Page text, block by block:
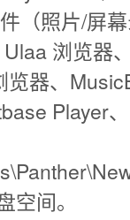
（照片/屏
浏览器
器、
Player
间。